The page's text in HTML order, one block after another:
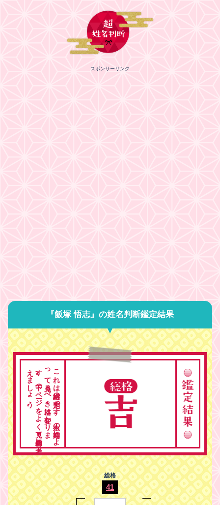
スポンサーリンク
『飯塚 悟志』の姓名判断鑑定結果
こ
れ
は
総格の
判定で
す
。
人生の
時期に
よ
っ
て
見る
べ
き
格は
変わ
り
ま
す
。
下の
ペ
ージ
を
よ
く
見て
総合的に
考
え
ま
し
ょ
う
。
総格
41